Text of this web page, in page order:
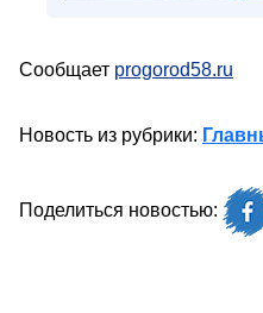
Сообщает progorod58.ru
Новость из рубрики:
Поделиться новостью: